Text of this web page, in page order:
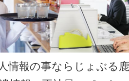
情報の事ならじょぶる